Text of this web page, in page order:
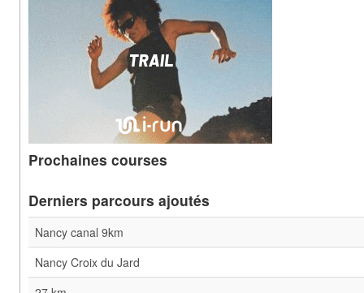
Prochaines courses
Derniers parcours ajoutés
Nancy canal 9km
Nancy Croix du Jard